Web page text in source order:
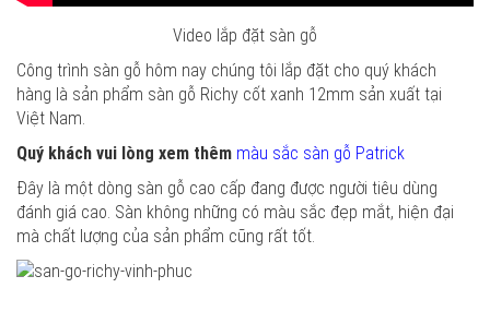
Video lắp đặt sàn gỗ
Công trình sàn gỗ hôm nay chúng tôi lắp đặt cho quý khách
hàng là sản phẩm sàn gỗ Richy cốt xanh 12mm sản xuất tại
Việt Nam.
Quý khách vui lòng xem thêm màu sắc sàn gỗ Patrick
Đây là một dòng sàn gỗ cao cấp đang được người tiêu dùng
đánh giá cao. Sàn không những có màu sắc đẹp mắt, hiện đại
mà chất lượng của sản phẩm cũng rất tốt.